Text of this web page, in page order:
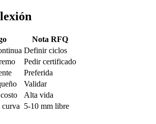
Nota RFQ
Definir ciclos
Pedir certificado
Preferida
Validar
Alta vida
curva 5-10 mm libre